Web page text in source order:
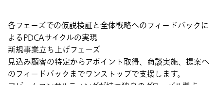
各フェーズでの仮説検証と全体戦略へのフィードバックに
よるPDCAサイクルの実現
新規事業立ち上げフェーズ
見込み顧客の特定からアポイント取得、商談実施、提案へ
のフィードバックまでワンストップで支援します。